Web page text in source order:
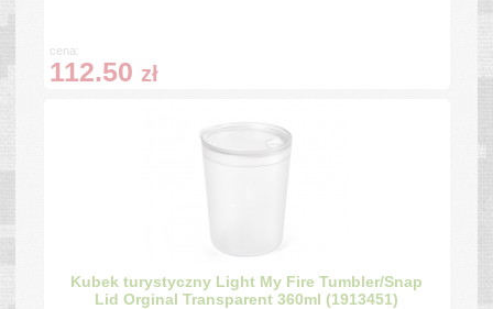
cena:
112.50 zł
Kubek turystyczny Light My Fire Tumbler/Snap
Lid Orginal Transparent 360ml (1913451)